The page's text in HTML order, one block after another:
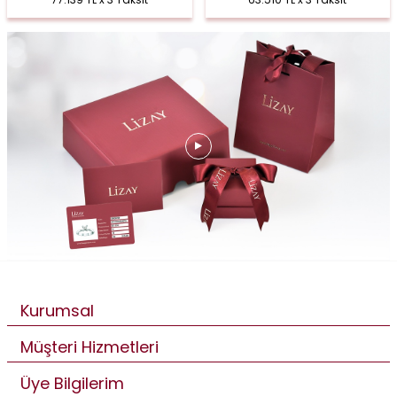
Kurumsal
Müşteri Hizmetleri
Üye Bilgilerim